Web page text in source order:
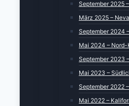
September 2025
März 2025 –
September 2024
Mai 2024 – Nord-
September 2023
Mai 2023 –
September 2022
Mai 2022 –